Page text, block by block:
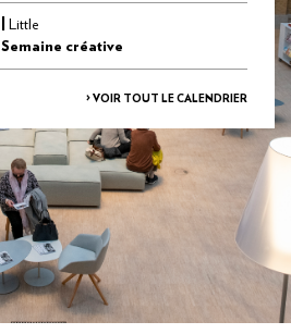
Little
Semaine créative
> VOIR TOUT LE CALENDRIER